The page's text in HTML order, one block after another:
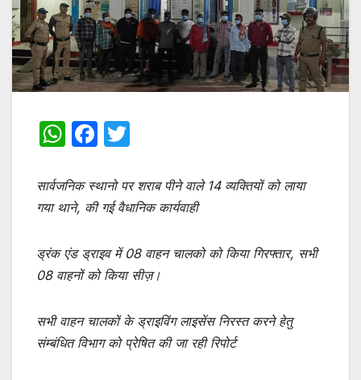
W
at
s
p
p
F
c
e
o
o
k
itt
er
सार्वजनिक स्थानो पर शराब पीने वाले 14 व्यक्तियों को लाया
गया थाने, की गई वैधानिक कार्यवाही
ड्रंक एंड ड्राइव में 08 वाहन चालको को किया गिरफ्तार, सभी
08 वाहनों को किया सीज़।
सभी वाहन चालकों के ड्राइविंग लाइसेंस निरस्त करने हेतु
संम्बंधित विभाग को प्रेषित की जा रही रिपोर्ट